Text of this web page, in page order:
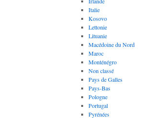
Italie
Kosovo
Lettonie
Lituanie
Macédoine du Nord
Maroc
Monténégro
Non classé
Pays de Galles
Pays-Bas
Pologne
Portugal
Pyrénées